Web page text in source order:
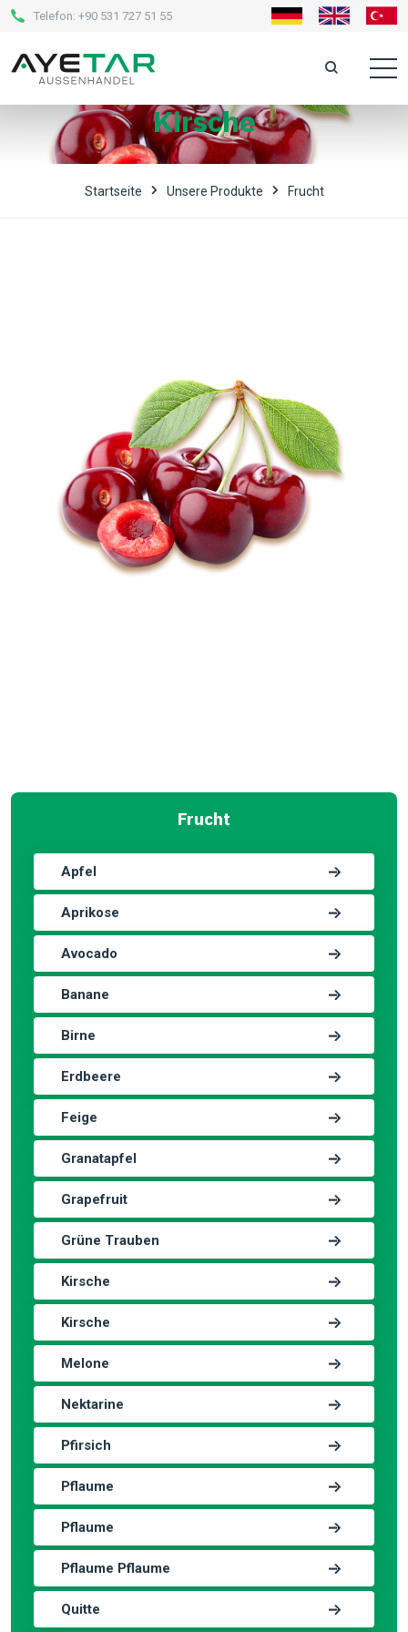
Telefon: +90 531 727 51 55
Kirsche
Startseite Unsere Produkte Frucht
Frucht
Apfel
Aprikose
Avocado
Banane
Birne
Erdbeere
Feige
Granatapfel
Grapefruit
Grüne Trauben
Kirsche
Kirsche
Melone
Nektarine
Pfirsich
Pflaume
Pflaume
Pflaume Pflaume
Quitte